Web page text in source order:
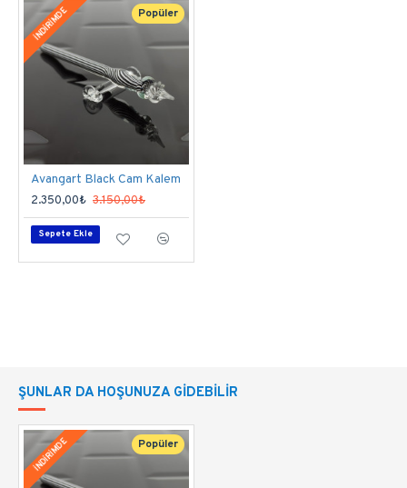
Avangard serisi klasik, dokulu ve üstün görünüme
sahiptir. Ateşin, ustalığın, yaratıcılığın kalemi.
Kalemlerimizin uçlarını özel bir teknikle
hazırlarız; kalem uçları, son derece yumuşaktır ve
muhteşem bir yazım kalitesine sahiptir.
Her iki el için de kullanımı çok rahattır.
ideal ağırlıktadır.
Kalem boyu 14-16 cm olup, gövde çapı 6-8
NASIL KULLANILIR?
Kalemlerimiz mürekkebe daldırılarak
kullanılır.Her daldırışta mürekkep kalem
ucundaki yivlere tutunur ve sadece siz yazarken
Popüler
İNDİRİMDE
Avangart Black Cam Kalem
2.350,00₺ 3.150,00₺
Sepete Ekle
ŞUNLAR DA HOŞUNUZA GIDEBILIR
Popüler
İNDİRİMDE